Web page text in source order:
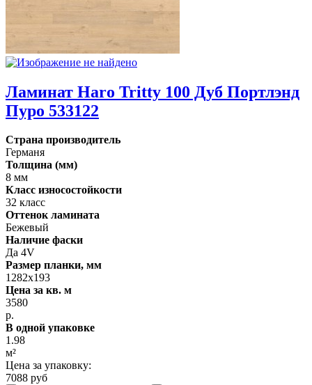
Ламинат Haro Tritty 100 Дуб Портлэнд
Пуро 533122
Страна производитель
Германя
Толщина (мм)
8 мм
Класс износостойкости
32 класс
Оттенок ламината
Бежевый
Наличие фаски
Да 4V
Размер планки, мм
1282х193
Цена за кв. м
3580
р.
В одной упаковке
1.98
м²
Цена за упаковку:
7088 руб